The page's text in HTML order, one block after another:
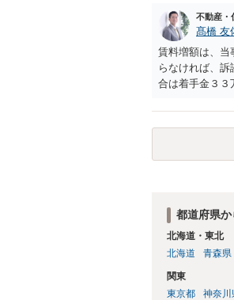
不動産・
髙橋 友
賃料増額は、当
らなければ、
合は着手金３３
ネット等で収集
ん）、訴訟では
の規模等にも
られる賃料とを
都道府県
北海道・東北
北海道
青森県
関東
東京都
神奈川